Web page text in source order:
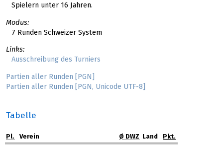
Spielern unter 16 Jahren.
Modus:
7 Runden Schweizer System
Links:
Ausschreibung des Turniers
Partien aller Runden [PGN]
Partien aller Runden [PGN, Unicode UTF-8]
Tabelle
Pl. Verein Ø DWZ Land
Pkt.